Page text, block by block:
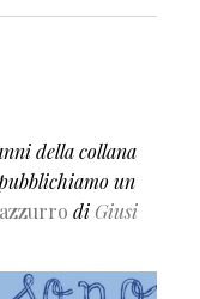
della collana
un
diGiusi